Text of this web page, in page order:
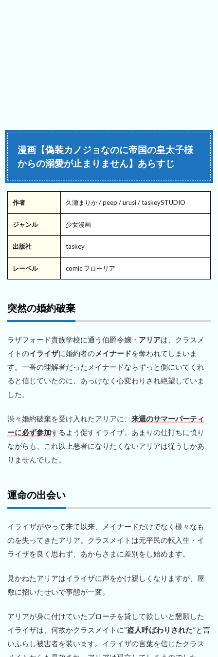
漫画【偽装カノジョなのに帝国の皇太子様
からの溺愛が止まりません】あらすじ
作者 久瀬まりか / peep / urusi / taskeySTUDIO
ジャンル 少女漫画
出版社 taskey
レーベル comic フローリア
突然の婚約破棄
ラザフォード貴族学校に通う伯爵令嬢・ アリアは、クラスメ
イトのイライザに婚約者のメイナードを奪われてしまいま
す。一番の理解者だったメイナードならずっと側にいてくれ
ると信じていたのに、あっけなく心変わりされ絶望していま
した。
渋々婚約破棄を受け入れたアリアに、 来週のサマーパーティ
ーに必ず参加するよう促すイライザ。あまりの仕打ちに憤り
ながらも、これ以上悪者になりたくないアリアは従うしかあ
りませんでした。
運命の出会い
イライザがやって来て以来、メイナードだけでなく様々なも
のを失ってきたアリア。クラスメイトは元平民の転入生・イ
ライザを良く思わず、あからさまに差別をし始めます。
見かねたアリアはイライザに声をかけ親しくなりますが、屋
敷に招いたせいで事態が一変。
アリアが身に付けていたブローチを貸して欲しいと懇願した
イライザは、何故かクラスメイトに“盗人呼ばわりされた”と言
いふらし被害者を装います。イライザの言葉を信じたクラス